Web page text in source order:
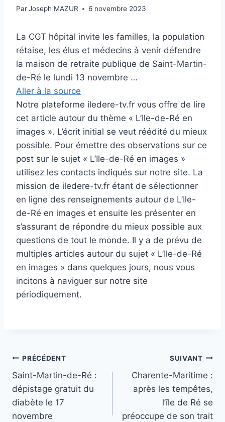
ParJoseph MAZUR 6 novembre 2023
La CGT hôpital invite les familles, la population
rétaise, les élus et médecins à venir défendre
la maison de retraite publique de Saint-Martin-
de-Ré le lundi 13 novembre …
Aller à la source
Notre plateforme iledere-tv.fr vous offre de lire
cet article autour du thème « L’Ile-de-Ré en
images ». L’écrit initial se veut réédité du mieux
possible. Pour émettre des observations sur ce
post sur le sujet « L’Ile-de-Ré en images »
utilisez les contacts indiqués sur notre site. La
mission de iledere-tv.fr étant de sélectionner
en ligne des renseignements autour de L’Ile-
de-Ré en images et ensuite les présenter en
s’assurant de répondre du mieux possible aux
questions de tout le monde. Il y a de prévu de
multiples articles autour du sujet « L’Ile-de-Ré
en images » dans quelques jours, nous vous
incitons à naviguer sur notre site
périodiquement.
Navigation
de
l’article
PRÉCÉDENT
Saint-Martin-de-Ré :
dépistage gratuit du
diabète le 17
novembre
SUIVANT
Charente-Maritime :
après les tempêtes,
l’île de Ré se
préoccupe de son trait